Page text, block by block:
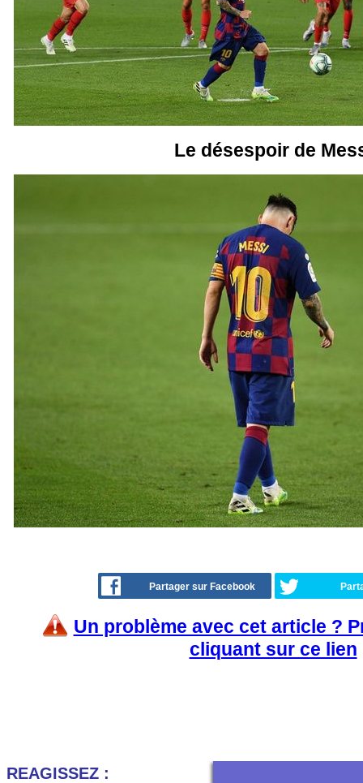
Le désespoir de
Partager sur Facebook
Un problème avec cet article ?
cliquant sur ce lien
REAGISSEZ :